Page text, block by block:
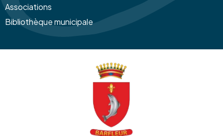
Associations
Bibliothèque municipale